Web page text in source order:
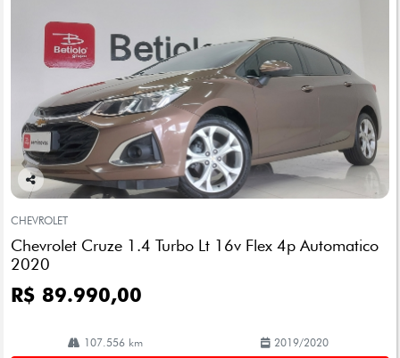
Co
arti
lhe
CHEVROLET
Chevrolet Cruze 1.4 Turbo Lt 16v Flex 4p Automatico
2020
R$ 89.990,00
107.556 km 2019/2020